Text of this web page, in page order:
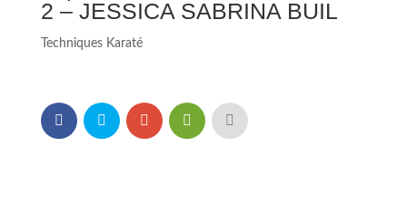
2 – JESSICA SABRINA BUIL
Techniques Karaté